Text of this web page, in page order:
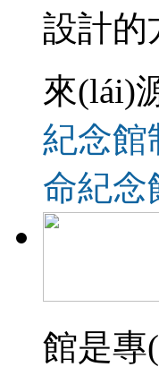
設計的
來(lái)
紀念館
命紀念
館是專